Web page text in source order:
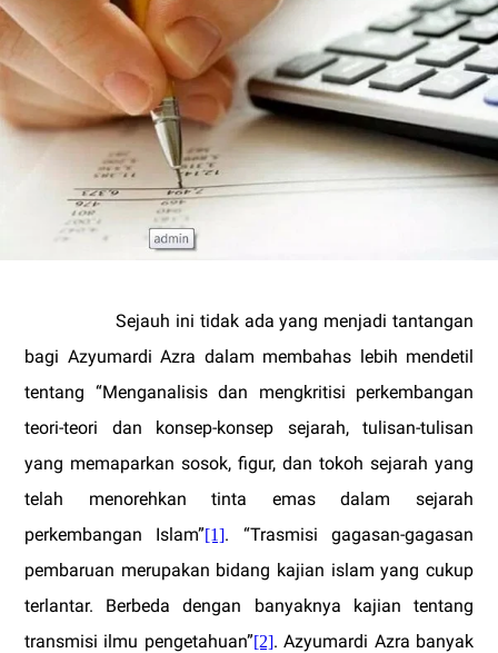
Sejauh ini tidak ada yang menjadi tantangan
bagi Azyumardi Azra dalam membahas lebih mendetil
tentang “Menganalisis dan mengkritisi perkembangan
teori-teori dan konsep-konsep sejarah, tulisan-tulisan
yang memaparkan sosok, figur, dan tokoh sejarah yang
telah menorehkan tinta emas dalam sejarah
perkembangan Islam”[1]. “Trasmisi gagasan-gagasan
pembaruan merupakan bidang kajian islam yang cukup
terlantar. Berbeda dengan banyaknya kajian tentang
transmisi ilmu pengetahuan”[2]. Azyumardi Azra banyak